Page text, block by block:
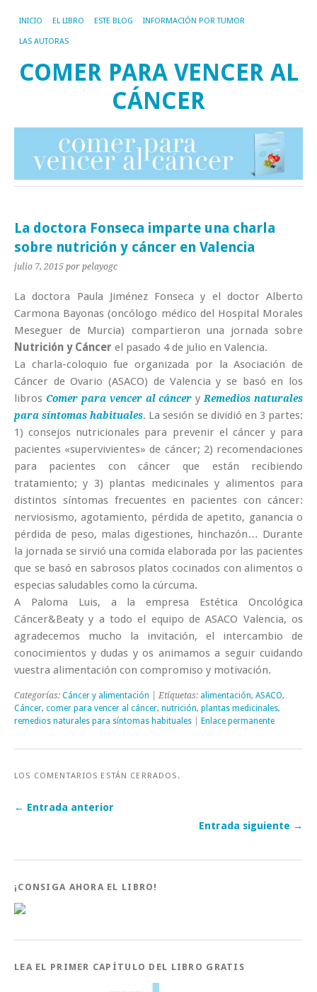
INICIO EL LIBRO ESTE BLOG INFORMACIÓN POR TUMOR
LAS AUTORAS
COMER PARA VENCER AL
CÁNCER
La doctora Fonseca imparte una charla
sobre nutrición y cáncer en Valencia
julio 7, 2015 por pelayogc
La doctora Paula Jiménez Fonseca y el doctor Alberto
Carmona Bayonas (oncólogo médico del Hospital Morales
Meseguer de Murcia) compartieron una jornada sobre
Nutrición y Cáncer el pasado 4 de julio en Valencia.
La charla-coloquio fue organizada por la Asociación de
Cáncer de Ovario (ASACO) de Valencia y se basó en los
libros Comer para vencer al cáncer yRemedios naturales
para síntomas habituales. La sesión se dividió en 3 partes:
1) consejos nutricionales para prevenir el cáncer y para
pacientes «supervivientes» de cáncer; 2) recomendaciones
para pacientes con cáncer que están recibiendo
tratamiento; y 3) plantas medicinales y alimentos para
distintos síntomas frecuentes en pacientes con cáncer:
nerviosismo, agotamiento, pérdida de apetito, ganancia o
pérdida de peso, malas digestiones, hinchazón… Durante
la jornada se sirvió una comida elaborada por las pacientes
que se basó en sabrosos platos cocinados con alimentos o
especias saludables como la cúrcuma.
A Paloma Luis, a la empresa Estética Oncológica
Cáncer&Beaty y a todo el equipo de ASACO Valencia, os
agradecemos mucho la invitación, el intercambio de
conocimientos y dudas y os animamos a seguir cuidando
vuestra alimentación con compromiso y motivación.
Categorías: Cáncer y alimentación | Etiquetas: alimentación, ASACO,
Cáncer, comer para vencer al cáncer, nutrición, plantas medicinales,
remedios naturales para síntomas habituales
Enlace permanente
LOS COMENTARIOS ESTÁN CERRADOS.
← Entrada anterior
Entrada siguiente →
¡CONSIGA AHORA EL LIBRO!
LEA EL PRIMER CAPÍTULO DEL LIBRO GRATIS